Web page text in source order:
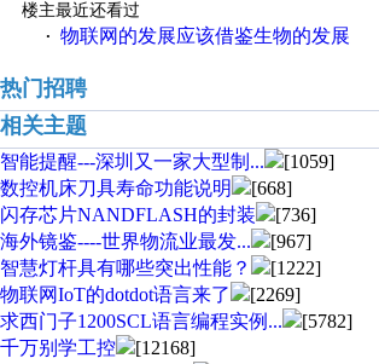
楼主最近还看过
· 物联网的发展应该借鉴生物的发展
热门招聘
相关主题
智能提醒---深圳又一家大型制...
[1059]
数控机床刀具寿命功能说明
[668]
闪存芯片NANDFLASH的封装
[736]
海外镜鉴----世界物流业最发...
[967]
智慧灯杆具有哪些突出性能？
[1222]
物联网IoT的dotdot语言来了
[2269]
求西门子1200SCL语言编程实例...
[5782]
千万别学工控
[12168]